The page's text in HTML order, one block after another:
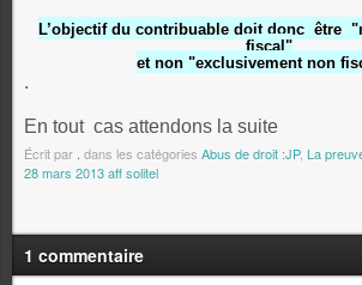
L’objectif du contribuable doit donc être "
fiscal"
et non "exclusivement non
.
En tout cas attendons la suite
Écrit par dans les catégories Abus de droit :JP, La
28 mars 2013 aff solitel
1 commentaire